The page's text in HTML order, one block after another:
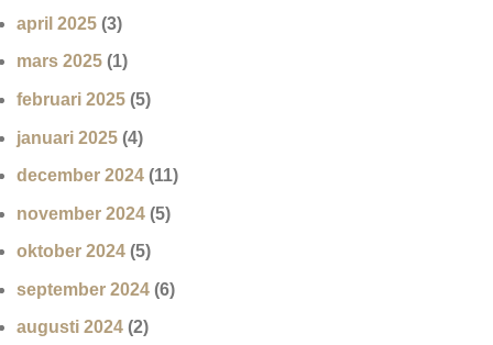
april 2025 (3)
mars 2025 (1)
februari 2025 (5)
januari 2025 (4)
december 2024 (11)
november 2024 (5)
oktober 2024 (5)
september 2024 (6)
augusti 2024 (2)